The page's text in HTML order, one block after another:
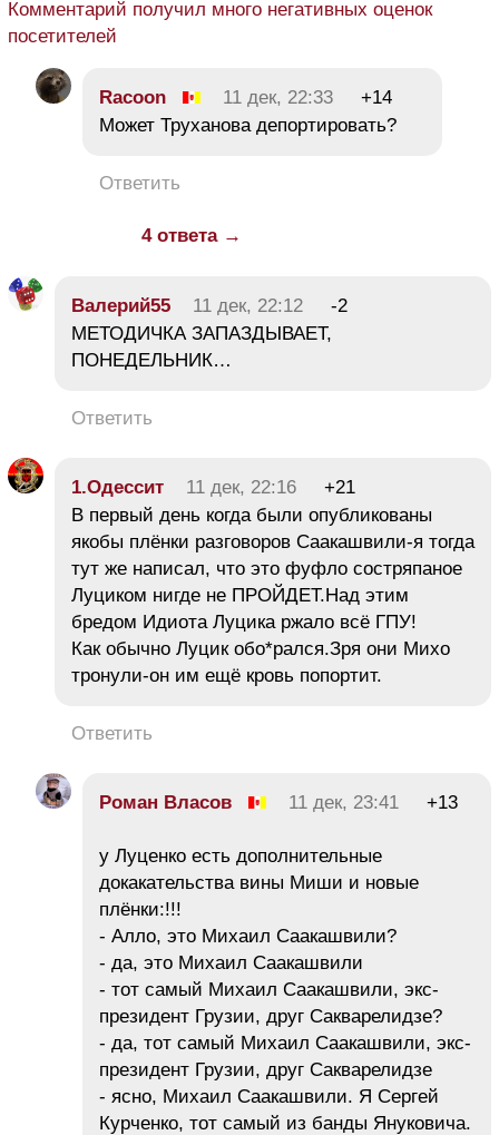
Комментарий получил много негативных оценок
посетителей
Racoon 11 дек, 22:33
+14
Может Труханова депортировать?
Ответить
4 ответа →
Валерий55 11 дек, 22:12
-2
МЕТОДИЧКА ЗАПАЗДЫВАЕТ,
ПОНЕДЕЛЬНИК…
Ответить
1.Одессит 11 дек, 22:16
+21
В первый день когда были опубликованы
якобы плёнки разговоров Саакашвили-я тогда
тут же написал, что это фуфло состряпаное
Луциком нигде не ПРОЙДЕТ.Над этим
бредом Идиота Луцика ржало всё ГПУ!
Как обычно Луцик обо*рался.Зря они Михо
тронули-он им ещё кровь попортит.
Ответить
Роман Власов 11 дек, 23:41 +13
у Луценко есть дополнительные
докакательства вины Миши и новые
плёнки:!!!
- Алло, это Михаил Саакашвили?
- да, это Михаил Саакашвили
- тот самый Михаил Саакашвили, экс-
президент Грузии, друг Сакварелидзе?
- да, тот самый Михаил Саакашвили, экс-
президент Грузии, друг Сакварелидзе
- ясно, Михаил Саакашвили. Я Сергей
Курченко, тот самый из банды Януковича.